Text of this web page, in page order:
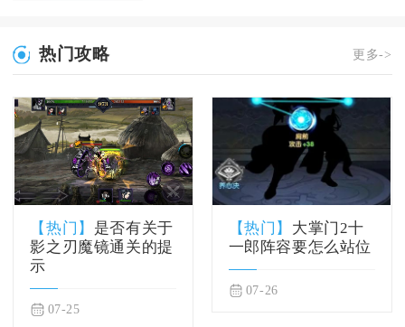
热门攻略 更多->
【热门】 是否有关于
影之刃魔镜通关的提
示
07-25
【热门】 大掌门2十
一郎阵容要怎么站位
07-26